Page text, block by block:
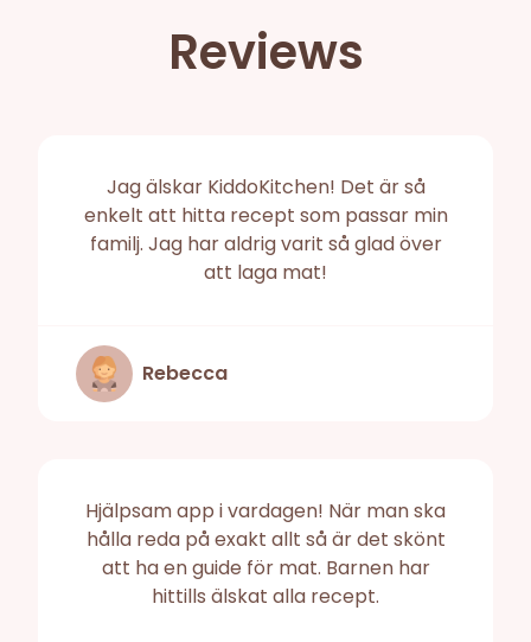
Reviews
Jag älskar KiddoKitchen! Det är så
enkelt att hitta recept som passar min
familj. Jag har aldrig varit så glad över
att laga mat!
Rebecca
Hjälpsam app i vardagen! När man ska
hålla reda på exakt allt så är det skönt
att ha en guide för mat. Barnen har
hittills älskat alla recept.